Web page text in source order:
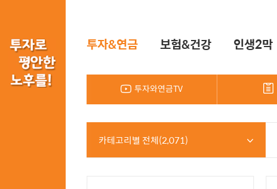
투자&연금 보험&건강 인생2막
투자와연금TV
카테고리별 전체(2,071)